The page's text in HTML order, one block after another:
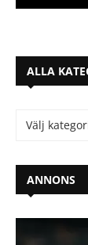
ALLA
ANNONS